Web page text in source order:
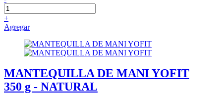
+
Agregar
MANTEQUILLA DE MANI YOFIT
350 g - NATURAL